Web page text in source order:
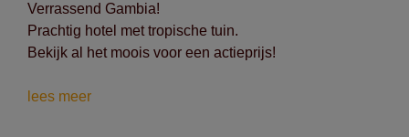
Verrassend Gambia!
Prachtig hotel met tropische tuin.
Bekijk al het moois voor een actieprijs!
lees meerVertrek